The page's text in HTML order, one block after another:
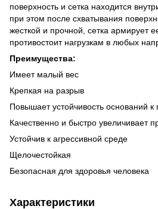
поверхность и сетка находится
при этом после схватывания
жесткой и прочной, сетка армирует
противостоит нагрузкам в любых
Преимущества:
Имеет малый вес
Крепкая на разрыв
Повышает устойчивость оснований
Качественно и быстро увеличивает
Устойчив к агрессивной среде
Щелочестойкая
Безопасная для здоровья человека
Характеристики